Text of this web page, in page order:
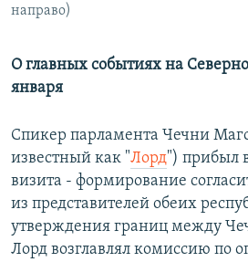
Все сайты РСЕ/РС
направо)
О главных событиях на
января
Спикер парламента Чечни
известный как "Лорд") прибыл
визита - формирование
из представителей обеих
утверждения границ между
Лорд возглавлял комиссию по